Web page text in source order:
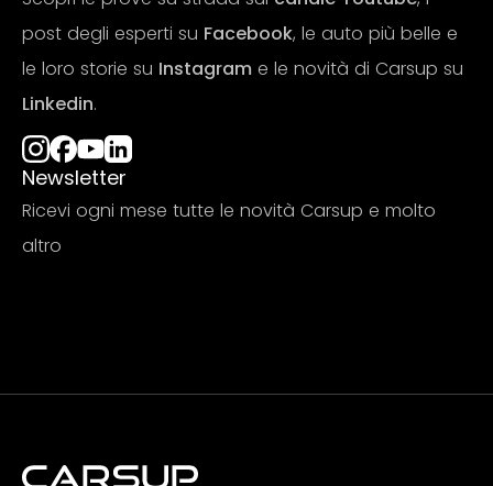
post degli esperti su Facebook, le auto più belle e
le loro storie su Instagram e le novità di Carsup su
Linkedin.
Newsletter
Ricevi ogni mese tutte le novità Carsup e molto
altro